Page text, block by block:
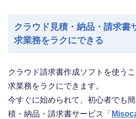
クラウド見積・納品・請求書
求業務をラクにできる
クラウド請求書作成ソフトを使う
求業務をラクにできます。
今すぐに始められて、初心者でも
積・納品・請求書サービス「